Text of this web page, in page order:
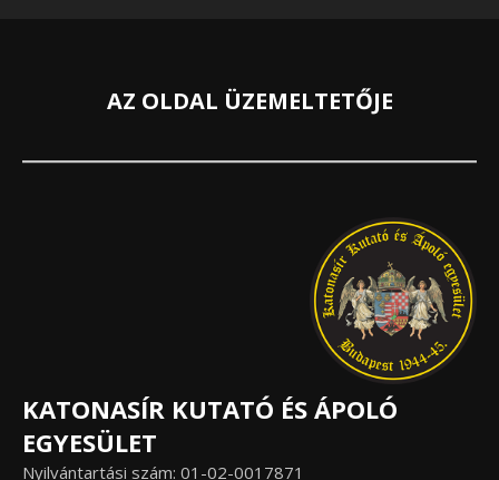
AZ OLDAL ÜZEMELTETŐJE
KATONASÍR KUTATÓ ÉS ÁPOLÓ
EGYESÜLET
Nyilvántartási szám: 01-02-0017871